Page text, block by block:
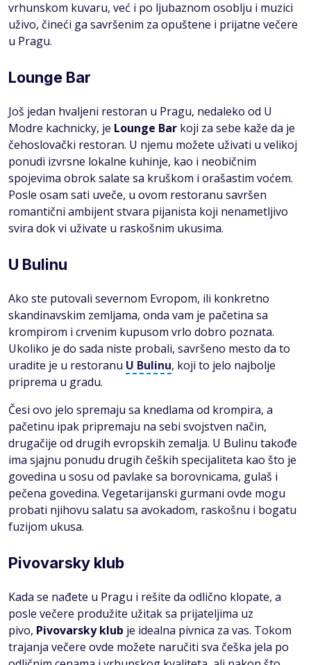
vrhunskom kuvaru, već i po ljubaznom osoblju i muzici
uživo, čineći ga savršenim za opuštene i prijatne večere
u Pragu.
Lounge Bar
Još jedan hvaljeni restoran u Pragu, nedaleko od U
Modre kachnicky, je Lounge Bar koji za sebe kaže da je
čehoslovački restoran. U njemu možete uživati u velikoj
ponudi izvrsne lokalne kuhinje, kao i neobičnim
spojevima obrok salate sa kruškom i orašastim voćem.
Posle osam sati uveče, u ovom restoranu savršen
romantični ambijent stvara pijanista koji nenametljivo
svira dok vi uživate u raskošnim ukusima.
U Bulinu
Ako ste putovali severnom Evropom, ili konkretno
skandinavskim zemljama, onda vam je pačetina sa
krompirom i crvenim kupusom vrlo dobro poznata.
Ukoliko je do sada niste probali, savršeno mesto da to
uradite je u restoranu U Bulinu, koji to jelo najbolje
priprema u gradu.
Česi ovo jelo spremaju sa knedlama od krompira, a
pačetinu ipak pripremaju na sebi svojstven način,
drugačije od drugih evropskih zemalja. U Bulinu takođe
ima sjajnu ponudu drugih čeških specijaliteta kao što je
govedina u sosu od pavlake sa borovnicama, gulaš i
pečena govedina. Vegetarijanski gurmani ovde mogu
probati njihovu salatu sa avokadom, raskošnu i bogatu
fuzijom ukusa.
Pivovarsky klub
Kada se nađete u Pragu i rešite da odlično klopate, a
posle večere produžite užitak sa prijateljima uz
pivo, Pivovarsky klub je idealna pivnica za vas. Tokom
trajanja večere ovde možete naručiti sva češka jela po